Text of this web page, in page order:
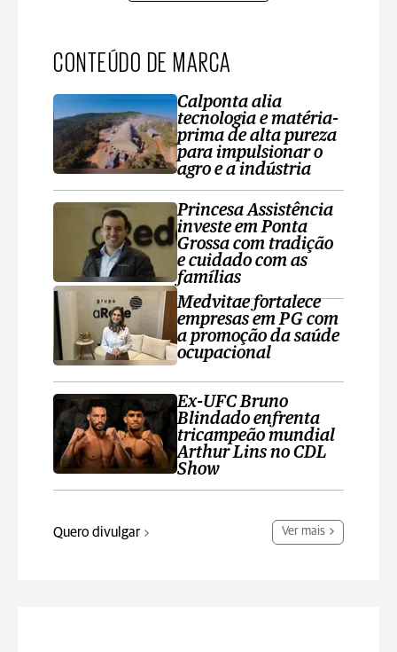
CONTEÚDO DE MARCA
Calponta alia
tecnologia e matéria-
prima de alta pureza
para impulsionar o
agro e a indústria
Princesa Assistência
investe em Ponta
Grossa com tradição
e cuidado com as
famílias
Medvitae fortalece
empresas em PG com
a promoção da saúde
ocupacional
Ex-UFC Bruno
Blindado enfrenta
tricampeão mundial
Arthur Lins no CDL
Show
Quero divulgar Ver mais